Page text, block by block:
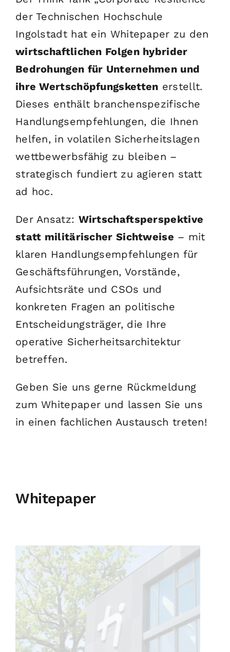
der Technischen Hochschule
Ingolstadt hat ein Whitepaper zu den
wirtschaftlichen Folgen hybrider
Bedrohungen für Unternehmen und
ihre Wertschöpfungsketten erstellt.
Dieses enthält branchenspezifische
Handlungsempfehlungen, die Ihnen
helfen, in volatilen Sicherheitslagen
wettbewerbsfähig zu bleiben –
strategisch fundiert zu agieren statt
ad hoc.
Der Ansatz: Wirtschaftsperspektive
statt militärischer Sichtweise – mit
klaren Handlungsempfehlungen für
Geschäftsführungen, Vorstände,
Aufsichtsräte und CSOs und
konkreten Fragen an politische
Entscheidungsträger, die Ihre
operative Sicherheitsarchitektur
betreffen.
Geben Sie uns gerne Rückmeldung
zum Whitepaper und lassen Sie uns
in einen fachlichen Austausch treten!
Whitepaper